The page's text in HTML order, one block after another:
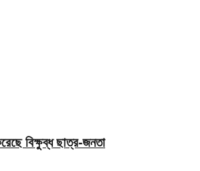
বিক্ষুব্ধ ছাত্র-জনতা